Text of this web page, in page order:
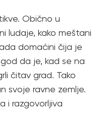
Obično u
ludaje, kako meštani
domaćini čija je
da je, kad se na
čitav grad. Tako
svoje ravne zemlje.
i razgovorljiva